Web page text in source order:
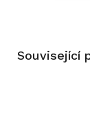
Související